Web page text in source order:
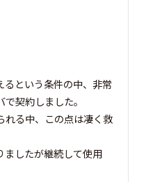
という条件の中、非常
契約しました。
れる中、この点は凄く救
したが継続して使用